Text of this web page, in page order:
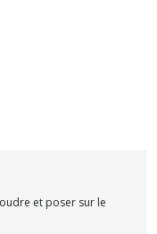
et poser sur le